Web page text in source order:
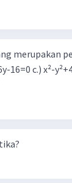
merupakan
16=0 c.) x²-